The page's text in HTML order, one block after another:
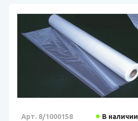
Арт. 8/1000158 В наличии